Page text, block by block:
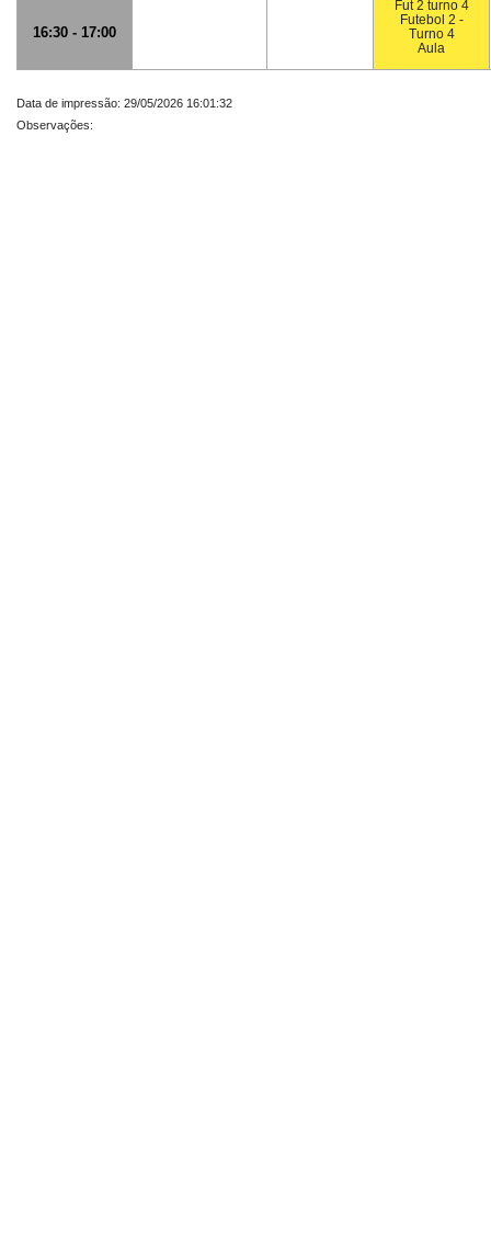
Fut 2 turno 4
Futebol 2 -
Turno 4
Aula
16:30 - 17:00
Data de impressão: 29/05/2026 16:01:32
Observações: